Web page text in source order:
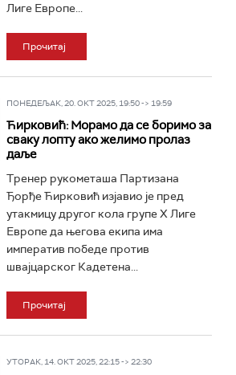
Лиге Европе...
Прочитај
ПОНЕДЕЉАК, 20. ОКТ 2025, 19:50 -> 19:59
Ћирковић: Морамо да се боримо за
сваку лопту ако желимо пролаз
даље
Тренер рукометаша Партизана
Ђорђе Ћирковић изјавио је пред
утакмицу другог кола групе Х Лиге
Европе да његова екипа има
императив победе против
швајцарског Кадетена...
Прочитај
УТОРАК, 14. ОКТ 2025, 22:15 -> 22:30